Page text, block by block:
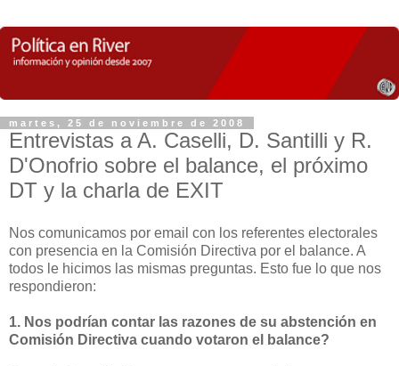
martes, 25 de noviembre de 2008
Entrevistas a A. Caselli, D. Santilli y R.
D'Onofrio sobre el balance, el próximo
DT y la charla de EXIT
Nos comunicamos por email con los referentes electorales
con presencia en la Comisión Directiva por el balance. A
todos le hicimos las mismas preguntas. Esto fue lo que nos
respondieron:
1. Nos podrían contar las razones de su abstención en
Comisión Directiva cuando votaron el balance?